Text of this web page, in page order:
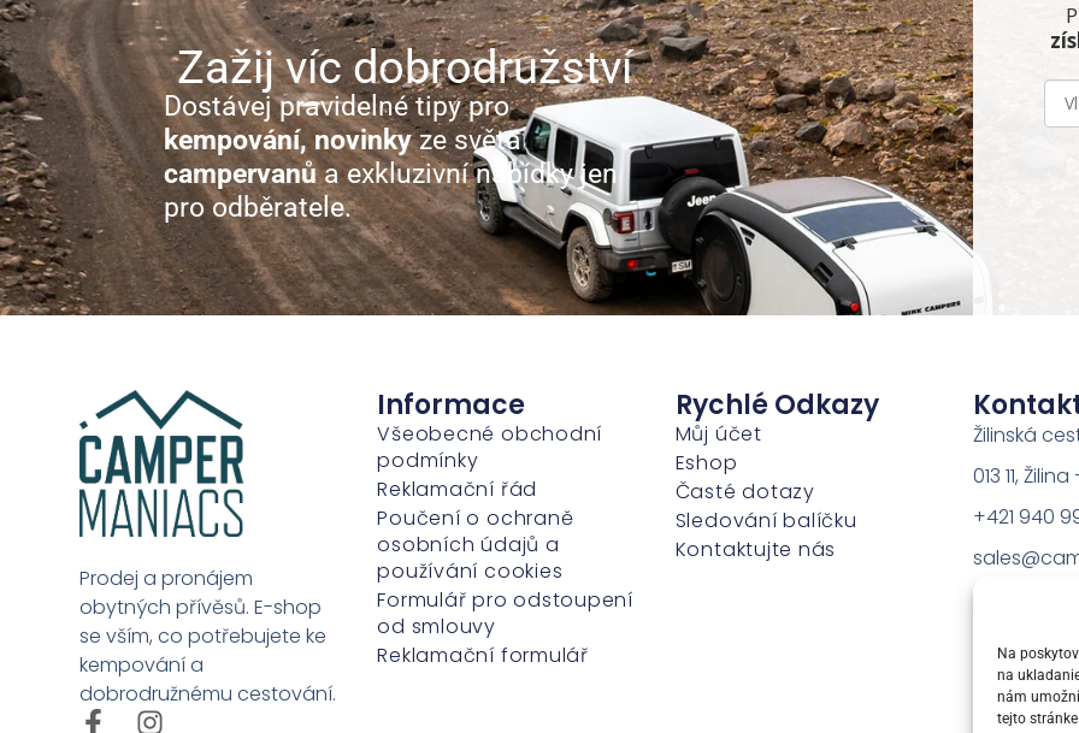
Na
na
nám
tejto
Zažij víc dobrodružství
Dostávej pravidelné tipy pro
kempování, novinkyze světa
campervanůa exkluzivní nabídky jen
pro odběratele.
Prodej a pronájem
obytných přívěsů. E-shop
se vším, co potřebujete ke
kempování a
dobrodružnému cestování.
Informace
Všeobecné obchodní
podmínky
Reklamační řád
Poučení o ochraně
osobních údajů a
používání cookies
Formulář pro odstoupení
od smlouvy
Reklamační formulář
Rychlé Odkazy
Můj účet
Eshop
Časté dotazy
Sledování balíčku
Kontaktujte nás
Žilinská
013 11,
+421 940